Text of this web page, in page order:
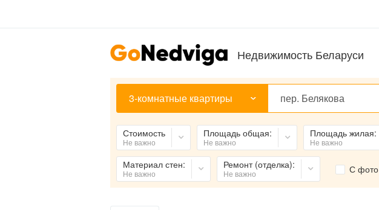
Недвижимость Беларуси
3-комнатные квартиры
Стоимость
Не важно
Площадь общая:
Не важно
Площадь жилая:
Не важно
Материал стен:
Не важно
Ремонт (отделка):
Не важно С фото